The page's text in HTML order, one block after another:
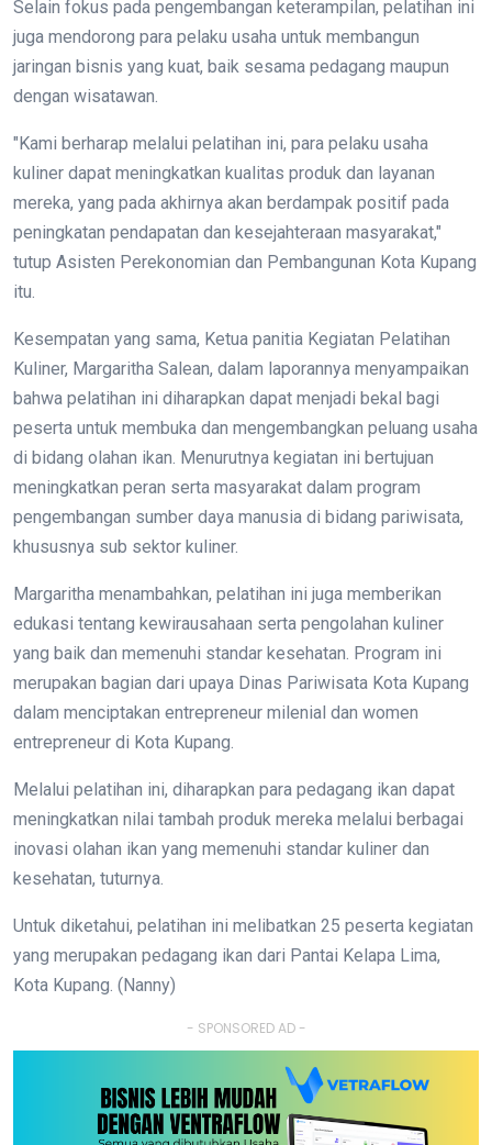
Selain fokus pada pengembangan keterampilan, pelatihan ini
juga mendorong para pelaku usaha untuk membangun
jaringan bisnis yang kuat, baik sesama pedagang maupun
dengan wisatawan.
"Kami berharap melalui pelatihan ini, para pelaku usaha
kuliner dapat meningkatkan kualitas produk dan layanan
mereka, yang pada akhirnya akan berdampak positif pada
peningkatan pendapatan dan kesejahteraan masyarakat,"
tutup Asisten Perekonomian dan Pembangunan Kota Kupang
itu.
Kesempatan yang sama, Ketua panitia Kegiatan Pelatihan
Kuliner, Margaritha Salean, dalam laporannya menyampaikan
bahwa pelatihan ini diharapkan dapat menjadi bekal bagi
peserta untuk membuka dan mengembangkan peluang usaha
di bidang olahan ikan. Menurutnya kegiatan ini bertujuan
meningkatkan peran serta masyarakat dalam program
pengembangan sumber daya manusia di bidang pariwisata,
khususnya sub sektor kuliner.
Margaritha menambahkan, pelatihan ini juga memberikan
edukasi tentang kewirausahaan serta pengolahan kuliner
yang baik dan memenuhi standar kesehatan. Program ini
merupakan bagian dari upaya Dinas Pariwisata Kota Kupang
dalam menciptakan entrepreneur milenial dan women
entrepreneur di Kota Kupang.
Melalui pelatihan ini, diharapkan para pedagang ikan dapat
meningkatkan nilai tambah produk mereka melalui berbagai
inovasi olahan ikan yang memenuhi standar kuliner dan
kesehatan, tuturnya.
Untuk diketahui, pelatihan ini melibatkan 25 peserta kegiatan
yang merupakan pedagang ikan dari Pantai Kelapa Lima,
Kota Kupang. (Nanny)
- SPONSORED AD -